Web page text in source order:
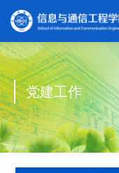
党建工作